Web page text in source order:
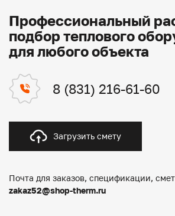
Профессиональный
подбор теплового
для любого объекта
8 (831) 216-61-60
Загрузить смету
Почта для заказов, спецификации,
zakaz52@shop-therm.ru